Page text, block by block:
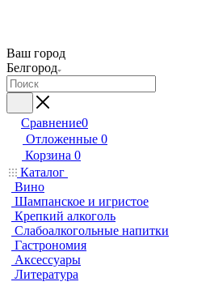
Ваш город
Белгород
Сравнение0
Отложенные 0
Корзина 0
Каталог
Вино
Шампанское и игристое
Крепкий алкоголь
Слабоалкогольные напитки
Гастрономия
Аксессуары
Литература